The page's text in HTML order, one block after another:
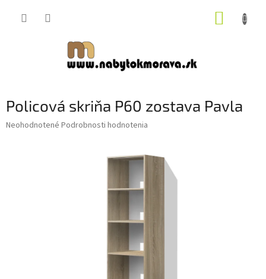
Policová skriňa P60 zostava Pavla
Priemerné
Neohodnotené Podrobnosti hodnotenia